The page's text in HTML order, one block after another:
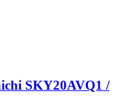
SKY20AVQ1 /